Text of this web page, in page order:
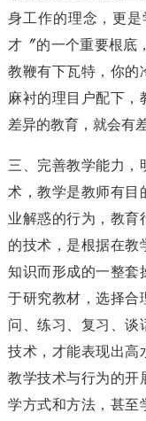
身工作的理念，更
才〞的一个重要根底
教鞭有下瓦特，你的
麻衬的理目户配下，
差异的教育，就会有
三、完善教学能力，
术，教学是教师有目
业解惑的行为，教育
的技术，是根据在教
知识而形成的一整套
于研究教材，选择合
问、练习、复习、谈
技术，才能表现出高
教学技术与行为的开
学方式和方法，甚至